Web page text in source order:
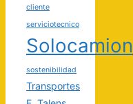
cliente
serviciotecnico
Solocamion
sostenibilidad
Transportes